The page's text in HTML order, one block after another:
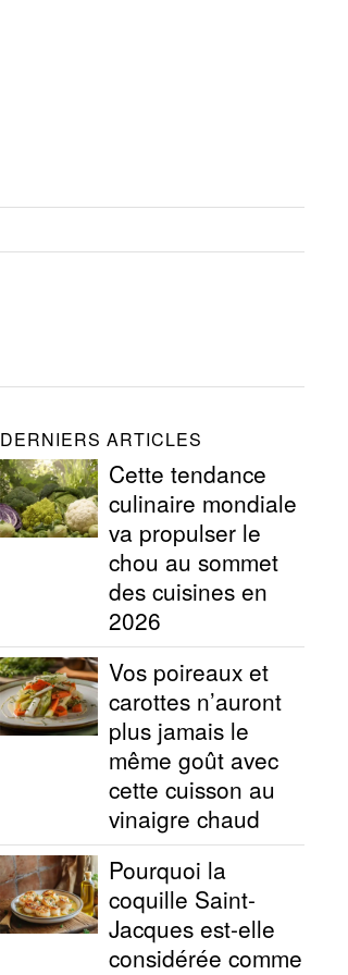
DERNIERS ARTICLES
Cette tendance
culinaire mondiale
va propulser le
chou au sommet
des cuisines en
2026
Vos poireaux et
carottes n’auront
plus jamais le
même goût avec
cette cuisson au
vinaigre chaud
Pourquoi la
coquille Saint-
Jacques est-elle
considérée comme